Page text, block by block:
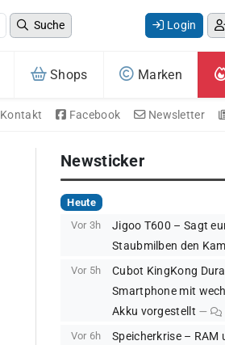
Suche Login
Shops Marken
Kontakt Facebook Newsletter
Newsticker
Heute
Vor 3h
Jigoo T600 – Sagt
Staubmilben den
Vor 5h
Cubot KingKong
Smartphone mit
Akku vorgestellt
Vor 6h
Speicherkrise – RAM